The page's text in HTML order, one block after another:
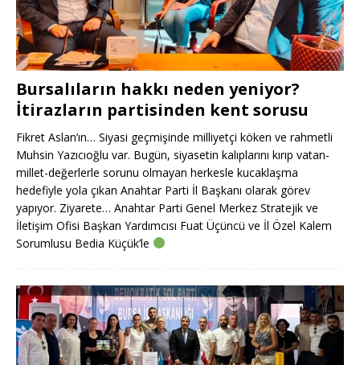
Bursalıların hakkı neden yeniyor?
İtirazların partisinden kent sorusu
Fikret Aslan’ın… Siyasi geçmişinde milliyetçi köken ve rahmetli
Muhsin Yazıcıoğlu var. Bugün, siyasetin kalıplarını kırıp vatan-
millet-değerlerle sorunu olmayan herkesle kucaklaşma
hedefiyle yola çıkan Anahtar Parti İl Başkanı olarak görev
yapıyor. Ziyarete… Anahtar Parti Genel Merkez Stratejik ve
İletişim Ofisi Başkan Yardımcısı Fuat Üçüncü ve İl Özel Kalem
Sorumlusu Bedia Küçük’le